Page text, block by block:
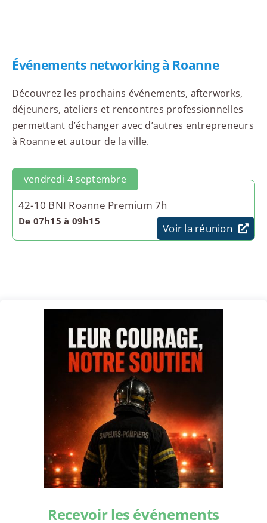
Événements networking à Roanne
Découvrez les prochains événements, afterworks,
déjeuners, ateliers et rencontres professionnelles
permettant d’échanger avec d’autres entrepreneurs
à Roanne et autour de la ville.
vendredi 4 septembre
42-10 BNI Roanne Premium 7h
De 07h15 à 09h15
Voir la réunion
Recevoir les événements